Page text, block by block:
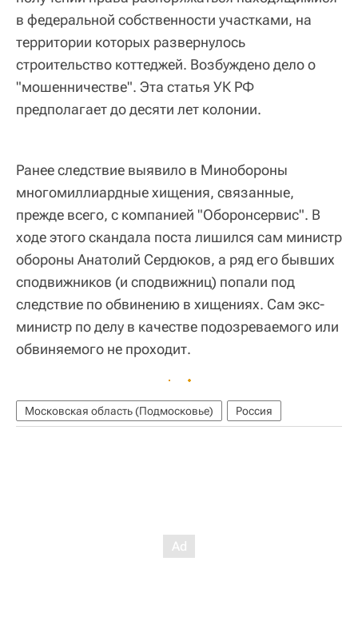
в федеральной собственности участками, на
территории которых развернулось
строительство коттеджей. Возбуждено дело о
"мошенничестве". Эта статья УК РФ
предполагает до десяти лет колонии.
Ранее следствие выявило в Минобороны
многомиллиардные хищения, связанные,
прежде всего, с компанией "Оборонсервис". В
ходе этого скандала поста лишился сам министр
обороны Анатолий Сердюков, а ряд его бывших
сподвижников (и сподвижниц) попали под
следствие по обвинению в хищениях. Сам экс-
министр по делу в качестве подозреваемого или
обвиняемого не проходит.
Московская область (Подмосковье) Россия